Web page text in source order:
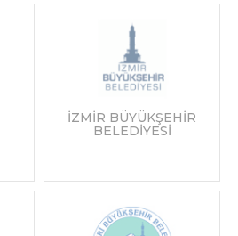
İZMİR BÜYÜKŞEHİR
BELEDİYESİ